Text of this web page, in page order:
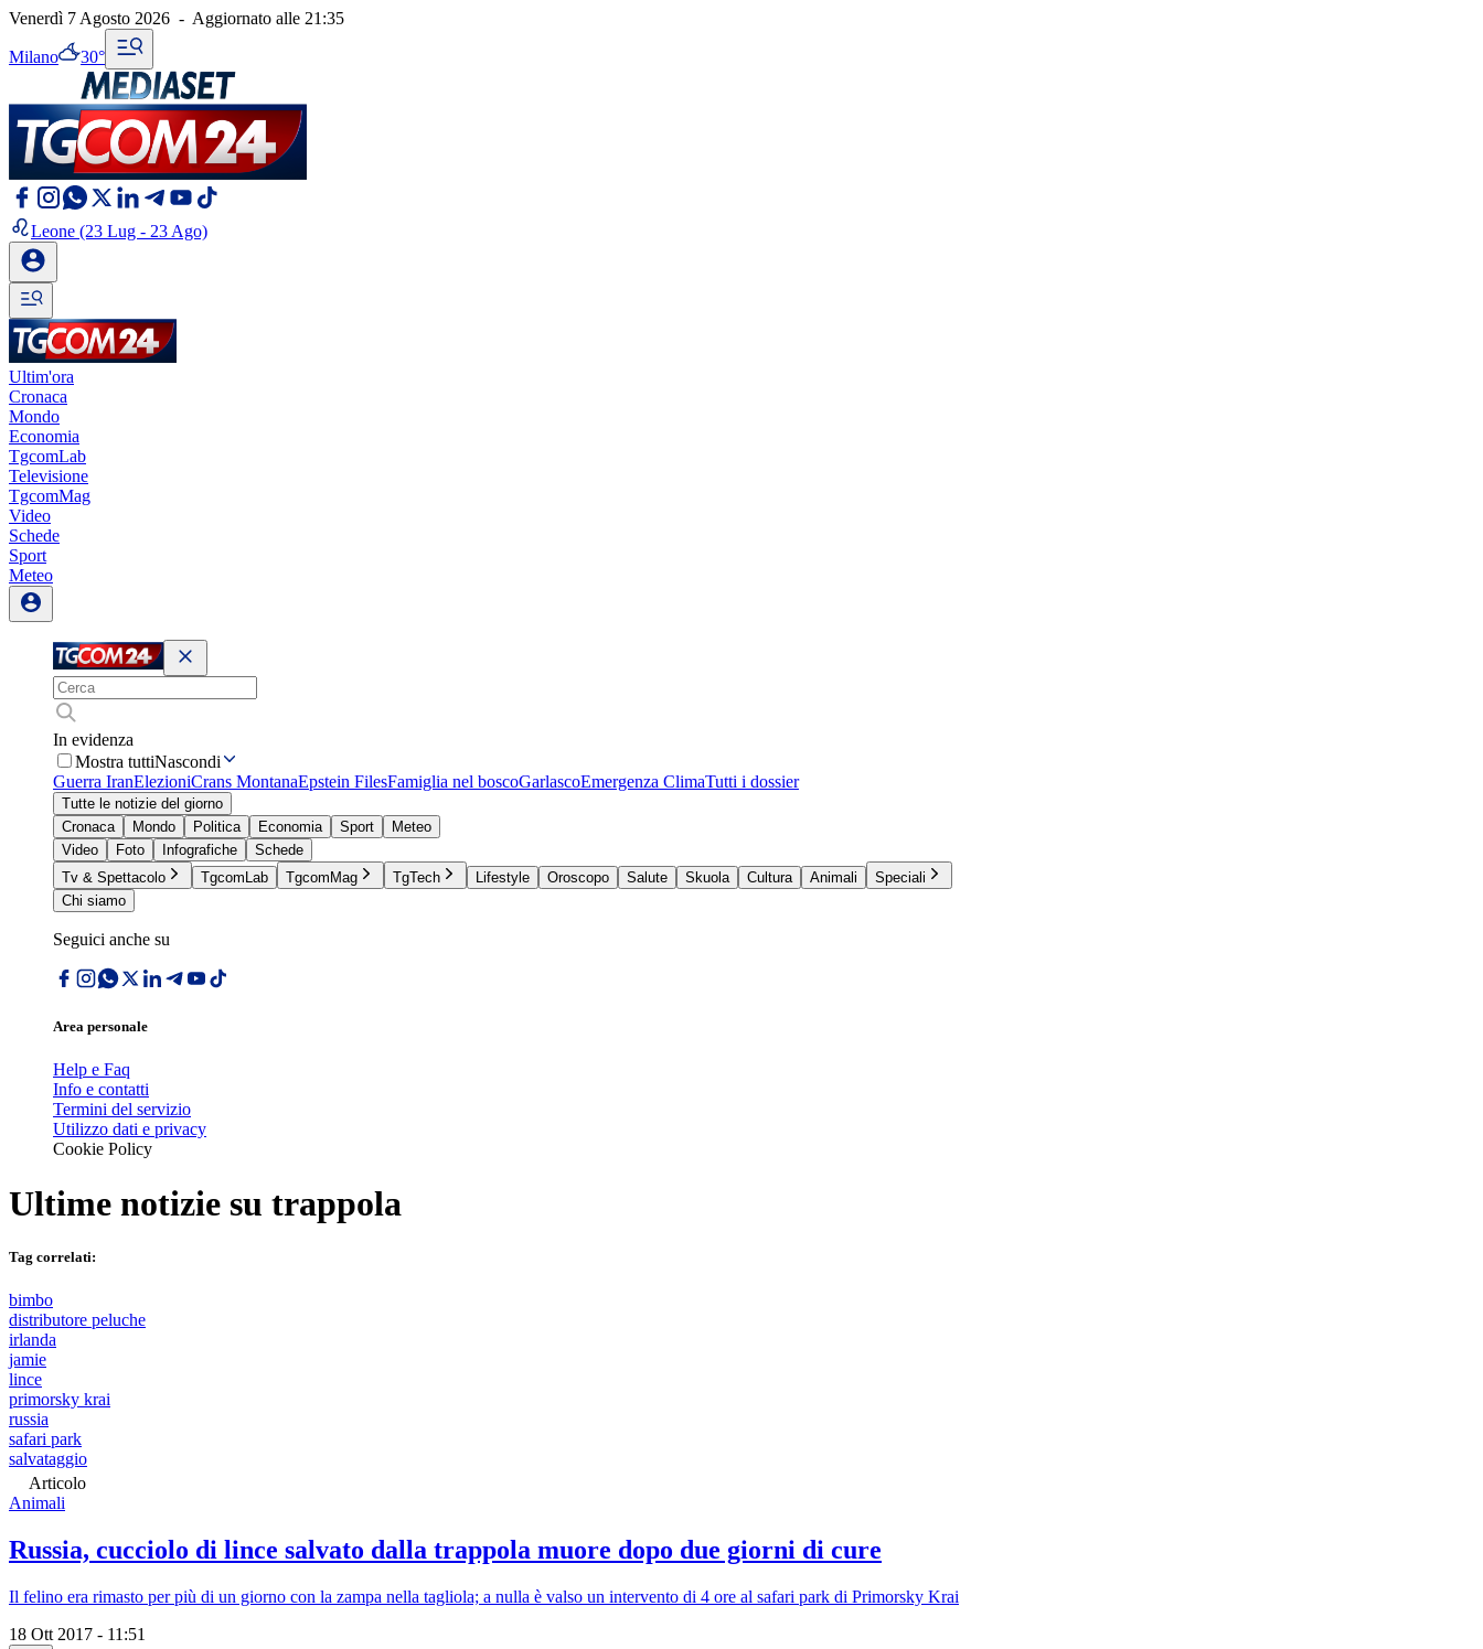
Venerdì 7 Agosto 2026 - Aggiornato alle 21:35
Milano 30°
Leone (23 Lug - 23 Ago)
Ultim'ora
Cronaca
Mondo
Economia
TgcomLab
Televisione
TgcomMag
Video
Schede
Sport
Meteo
In evidenza
Mostra tuttiNascondi
Guerra IranElezioniCrans MontanaEpstein FilesFamiglia nel boscoGarlascoEmergenza ClimaTutti i dossier
Tutte le notizie del giorno
Cronaca
Mondo Politica Economia Sport
Meteo
Video
Foto Infografiche
Schede
Tv & Spettacolo
TgcomLab TgcomMag TgTech Lifestyle Oroscopo Salute Skuola Cultura Animali
Speciali
Chi siamo
Seguici anche su
Area personale
Help e Faq
Info e contatti
Termini del servizio
Utilizzo dati e privacy
Cookie Policy
Ultime notizie su trappola
Tag correlati:
bimbo
distributore peluche
irlanda
jamie
lince
primorsky krai
russia
safari park
salvataggio
Articolo
Animali
Russia, cucciolo di lince salvato dalla trappola muore dopo due giorni di cure
Il felino era rimasto per più di un giorno con la zampa nella tagliola; a nulla è valso un intervento di 4 ore al safari park di Primorsky Krai
18 Ott 2017 - 11:51